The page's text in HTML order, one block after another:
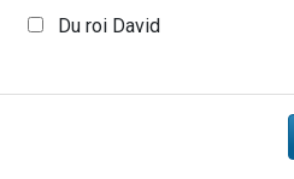
Du roi David